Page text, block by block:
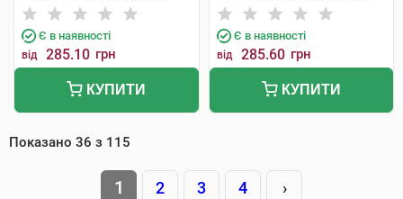
Є в наявності
від 285.10 грн
КУПИТИ
Є в наявності
від 285.60 грн
КУПИТИ
Показано 36 з 115
1 2 3 4 ›